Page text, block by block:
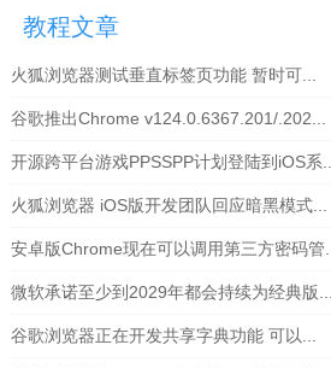
拟器」
教程文章
火狐浏览器测试垂直标签页功能 暂时可...
谷歌推出Chrome v124.0.6367.201/.202...
开源跨平台游戏PPSSPP计划登陆到iOS系...
火狐浏览器 iOS版开发团队回应暗黑模式...
安卓版Chrome现在可以调用第三方密码管...
微软承诺至少到2029年都会持续为经典版...
谷歌浏览器正在开发共享字典功能 可以...